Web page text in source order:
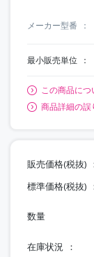
メーカー型番
最小販売単位
この商品に
商品詳細の誤
販売価格(税抜)
標準価格(税抜)
数量
在庫状況